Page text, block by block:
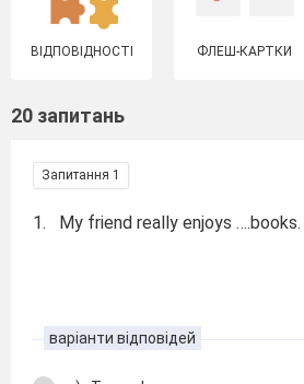
ВІДПОВІДНОСТІ ФЛЕШ-КАРТКИ
20 запитань
Запитання 1
1. My friend really enjoys ….books.
варіанти відповідей